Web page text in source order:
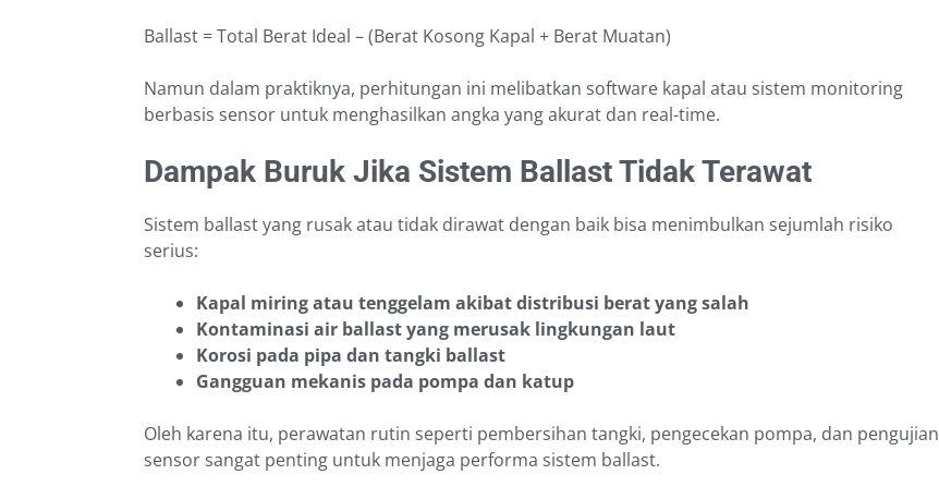
Ballast = Total Berat Ideal – (Berat Kosong Kapal + Berat Muatan)
Namun dalam praktiknya, perhitungan ini melibatkan software kapal atau sistem monitoring
berbasis sensor untuk menghasilkan angka yang akurat dan real-time.
Dampak Buruk Jika Sistem Ballast Tidak Terawat
Sistem ballast yang rusak atau tidak dirawat dengan baik bisa menimbulkan sejumlah risiko
serius:
Kapal miring atau tenggelam akibat distribusi berat yang salah
Kontaminasi air ballast yang merusak lingkungan laut
Korosi pada pipa dan tangki ballast
Gangguan mekanis pada pompa dan katup
Oleh karena itu, perawatan rutin seperti pembersihan tangki, pengecekan pompa, dan pengujian
sensor sangat penting untuk menjaga performa sistem ballast.